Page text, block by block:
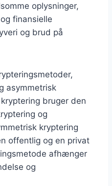
oplysninger,
finansielle
og brud på
asymmetrisk
bruger den
og
kryptering
offentlig og en privat
afhænger
og